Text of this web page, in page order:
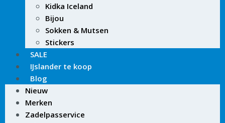
Kidka Iceland
Bijou
Sokken & Mutsen
Stickers
SALE
IJslander te koop
Blog
Nieuw
Merken
Zadelpasservice